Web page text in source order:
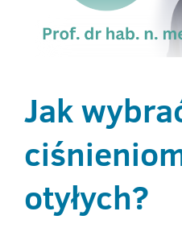
Jak
otyłych?